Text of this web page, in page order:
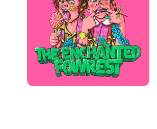
Síguenos en tiktok
Síguenos en facebook
Síguenos en instagram
Síguenos en twitter
Síguenos en linkedin
Síguenos en youtube
Política de Privacidad
Política de Cookies